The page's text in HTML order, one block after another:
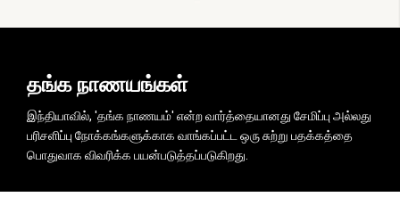
தங்க நாணயங்கள்
இந்தியாவில், 'தங்க நாணயம்' என்ற வார்த்தையானது சேமிப்பு அல்லது
பரிசளிப்பு நோக்கங்களுக்காக வாங்கப்பட்ட ஒரு சுற்று பதக்கத்தை
பொதுவாக விவரிக்க பயன்படுத்தப்படுகிறது.